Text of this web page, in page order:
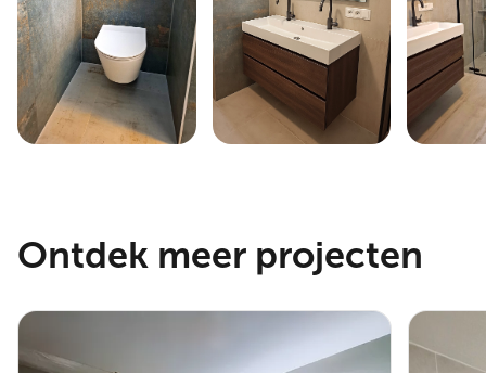
Ontdek meer projecten